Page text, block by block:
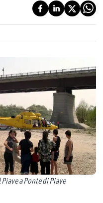
a Ponte di Piave